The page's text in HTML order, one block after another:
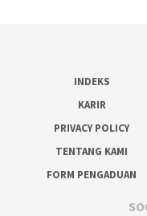
INDEKS
KARIR
PRIVACY POLICY
TENTANG KAMI
FORM PENGADUAN